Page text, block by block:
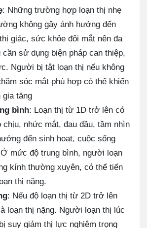
: Những trường hợp loạn thị nhẹ
không gây ảnh hưởng đến
giác, sức khỏe đôi mắt nên đa
cần sử dụng biện pháp can thiệp,
Người bị tật loạn thị nếu không
sóc mắt phù hợp có thể khiến
gia tăng
bình: Loạn thị từ 1D trở lên có
chịu, nhức mắt, đau đầu, tầm nhìn
đến sinh hoạt, cuộc sống
Ở mức độ trung bình, người loạn
kính thường xuyên, có thể tiến
thị nặng.
: Nếu độ loạn thị từ 2D trở lên
loạn thị nặng. Người loạn thị lúc
suy giảm thị lực nghiêm trọng